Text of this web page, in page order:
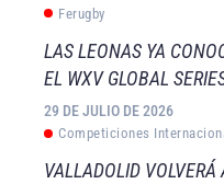
Ferugby
LAS LEONAS YA
EL WXV GLOBAL
29 DE JULIO DE 2026
Competiciones
VALLADOLID